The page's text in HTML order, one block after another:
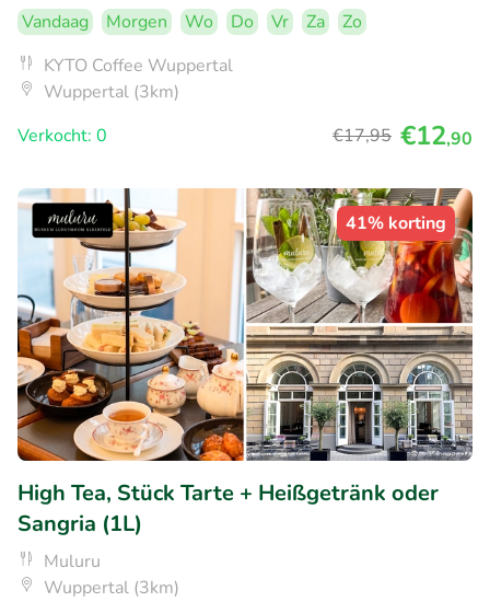
Vandaag Morgen Wo Do Vr Za
Zo
KYTO Coffee Wuppertal
Wuppertal (3km)
Verkocht: 0
€17,95 €12,90
41% korting
High Tea, Stück Tarte + Heißgetränk oder
Sangria (1L)
Muluru
Wuppertal (3km)